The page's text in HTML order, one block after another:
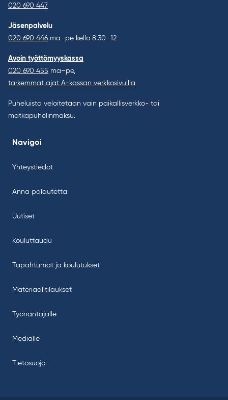
020 690 447
Jäsenpalvelu
020 690 446 ma–pe kello 8.30–12
Avoin työttömyyskassa
020 690 455 ma–pe,
tarkemmat ajat A-kassan verkkosivuilla
Puheluista veloitetaan vain paikallisverkko- tai
matkapuhelinmaksu.
Navigoi
Yhteystiedot
Anna palautetta
Uutiset
Kouluttaudu
Tapahtumat ja koulutukset
Materiaalitilaukset
Työnantajalle
Medialle
Tietosuoja